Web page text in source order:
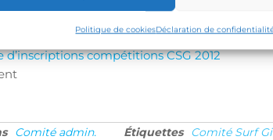
Politique de cookiesDéclaration de
ci joint le tableau d’inscription à remplir
d’inscriptions compétitions CSG 2012
Comité admin. Étiquettes Comité Surf